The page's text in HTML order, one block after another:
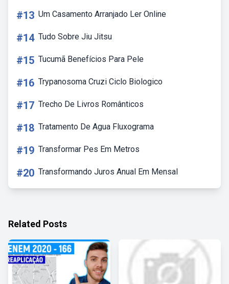
#13 Um Casamento Arranjado Ler Online
#14 Tudo Sobre Jiu Jitsu
#15 Tucumã Benefícios Para Pele
#16 Trypanosoma Cruzi Ciclo Biologico
#17 Trecho De Livros Românticos
#18 Tratamento De Agua Fluxograma
#19 Transformar Pes Em Metros
#20 Transformando Juros Anual Em Mensal
Related Posts